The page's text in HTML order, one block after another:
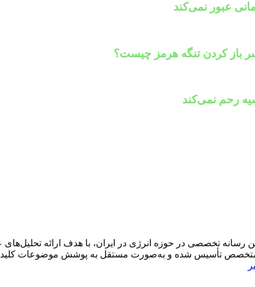
عبور نمی‌کند
باز کردن تنگه هرمز چیست؟
رحم نمی‌کند
تخصصی در حوزه انرژی در ایران، با هدف ارائه تحلیل‌های
تأسیس شده و به‌صورت مستقل به پوشش موضوعات کلیدی